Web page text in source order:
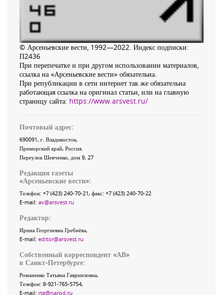
© Арсеньевские вести, 1992—2022. Индекс подписки:
П2436
При перепечатке и при другом использовании материалов,
ссылка на «Арсеньевские вести» обязательна.
При републикации в сети интернет так же обязательна
работающая ссылка на оригинал статьи, или на главную
страницу сайта: https://www.arsvest.ru/
Почтовый адрес:
690091, г. Владивосток,
Приморский край, Россия.
Переулок Шевченко, дом 9, 27
Редакция газеты
«Арсеньевские вести»:
Телефон: +7 (423) 240-70-21, факс: +7 (423) 240-70-22
E-mail: av@arsvest.ru
Редактор:
Ирина Георгиевна Гребнёва,
E-mail: editor@arsvest.ru
Собственный корреспондент «АВ»
в Санкт-Петербурге:
Романенко Татьяна Гаврииловна,
Телефон: 8-921-765-5754,
E-mail: rtg@narod.ru